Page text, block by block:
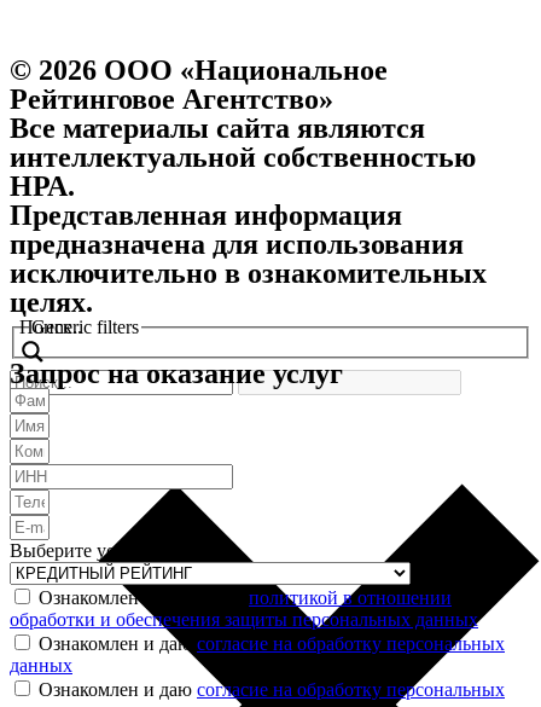
© 2026 ООО «Национальное
Рейтинговое Агентство»
Все материалы сайта являются
интеллектуальной собственностью
НРА.
Представленная информация
предназначена для использования
исключительно в ознакомительных
целях.
Поиск..
Generic filters
Запрос на оказание услуг
Выберите услугу
Ознакомлен и согласен с политикой в отношении
обработки и обеспечения защиты персональных данных
Ознакомлен и даю согласие на обработку персональных
данных
Ознакомлен и даю согласие на обработку персональных